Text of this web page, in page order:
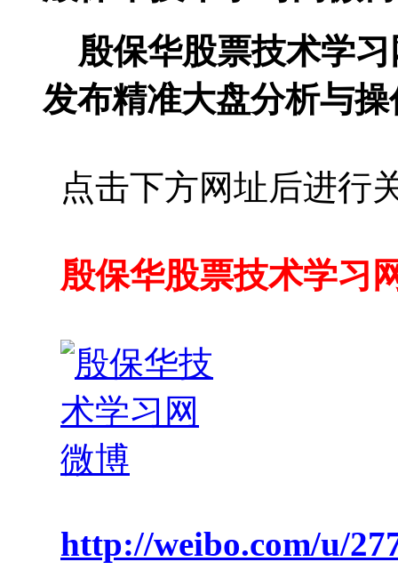
殷保华股票技术学习
发布精准大盘分析与
点击下方网址后进行
殷保华股票技术学习
http://weibo.com/u/